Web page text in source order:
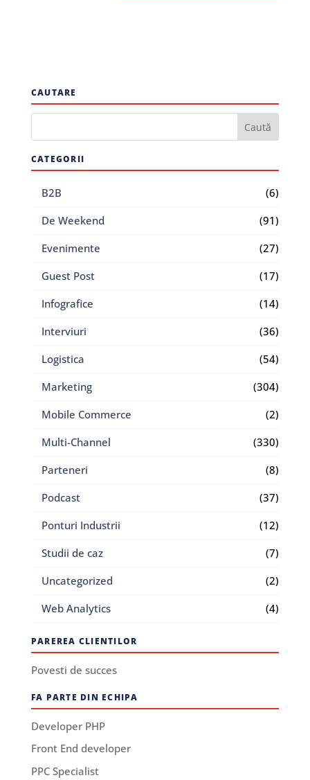
CAUTARE
CATEGORII
B2B
(6)
De Weekend
(91)
Evenimente
(27)
Guest Post
(17)
Infografice
(14)
Interviuri
(36)
Logistica
(54)
Marketing
(304)
Mobile Commerce
(2)
Multi-Channel
(330)
Parteneri
(8)
Podcast
(37)
Ponturi Industrii
(12)
Studii de caz
(7)
Uncategorized
(2)
Web Analytics
(4)
PAREREA CLIENTILOR
Povesti de succes
FA PARTE DIN ECHIPA
Developer PHP
Front End developer
PPC Specialist